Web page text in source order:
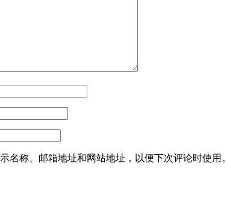
名称、邮箱地址和网站地址，以便下次评论时使用。